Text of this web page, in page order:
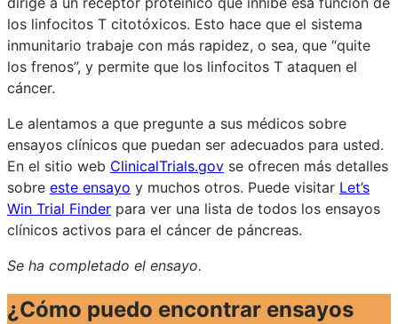
los linfocitos T citotóxicos. Esto hace que el sistema
inmunitario trabaje con más rapidez, o sea, que “quite
los frenos”, y permite que los linfocitos T ataquen el
cáncer.
Le alentamos a que pregunte a sus médicos sobre
ensayos clínicos que puedan ser adecuados para usted.
En el sitio web ClinicalTrials.gov se ofrecen más detalles
sobre este ensayo y muchos otros. Puede visitar Let’s
Win Trial Finder para ver una lista de todos los ensayos
clínicos activos para el cáncer de páncreas.
Se ha completado el ensayo.
¿Cómo puedo encontrar ensayos